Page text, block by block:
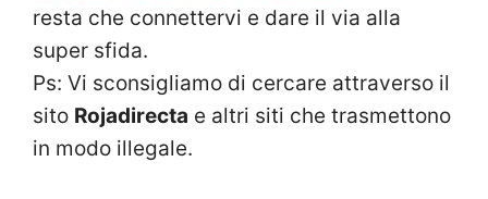
resta che connettervi e dare il via alla
super sfida.
Ps: Vi sconsigliamo di cercare attraverso il
sito Rojadirecta e altri siti che trasmettono
in modo illegale.